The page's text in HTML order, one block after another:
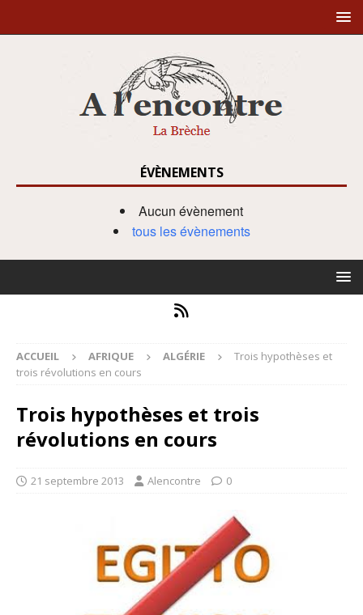
ÉVÈNEMENTS
Aucun évènement
tous les évènements
ACCUEIL AFRIQUE ALGÉRIE
Trois hypothèses et
trois révolutions en cours
Trois hypothèses et trois
révolutions en cours
21 septembre 2013 Alencontre 0